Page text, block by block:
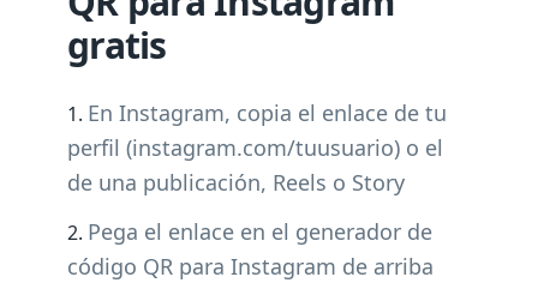
gratis
En Instagram, copia el enlace de tu
perfil (instagram.com/tuusuario) o el
de una publicación, Reels o Story
Pega el enlace en el generador de
código QR para Instagram de arriba